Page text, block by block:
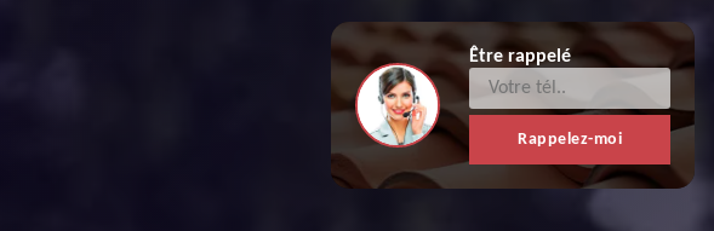
Être rappelé